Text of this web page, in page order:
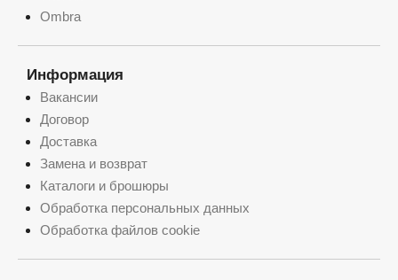
Ombra
Информация
Вакансии
Договор
Доставка
Замена и возврат
Каталоги и брошюры
Обработка персональных данных
Обработка файлов cookie